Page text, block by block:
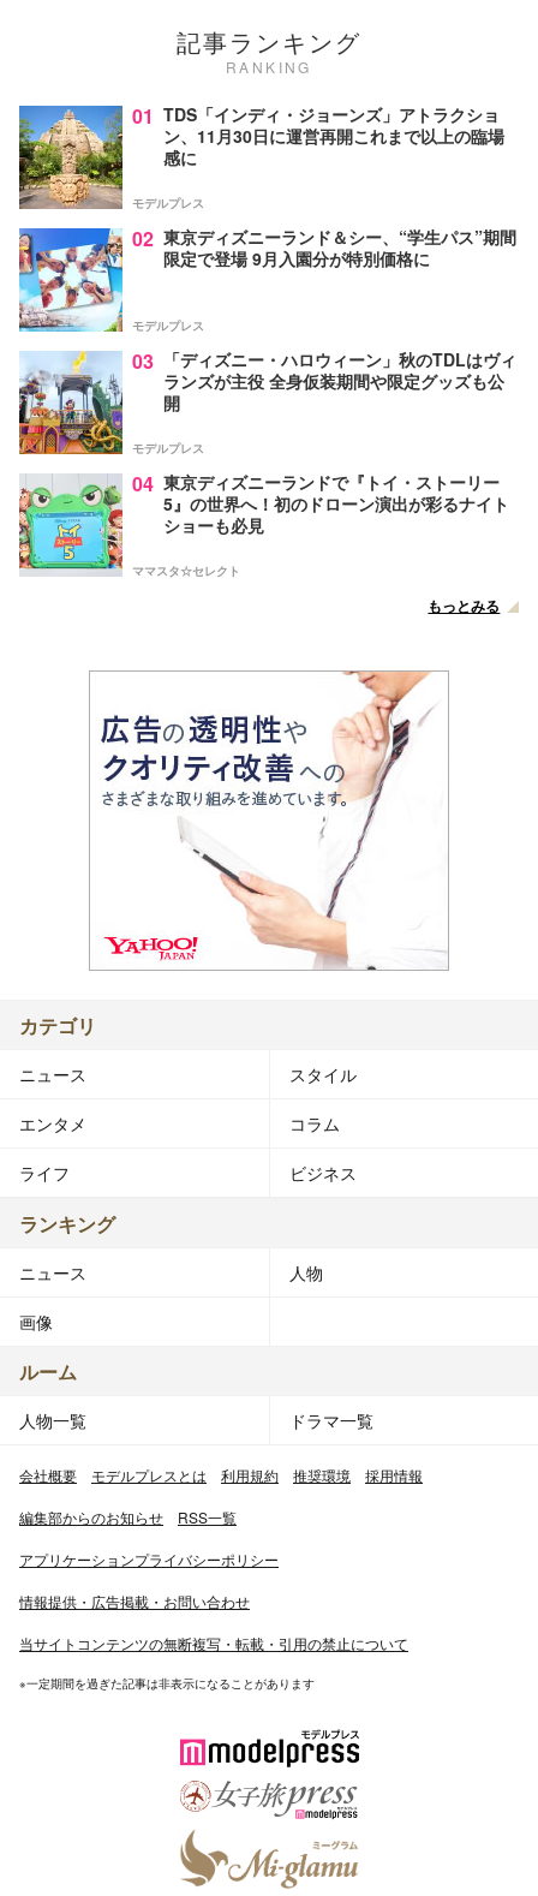
記事ランキング
RANKING
01 TDS「インディ・ジョーンズ」アトラクショ
ン、11月30日に運営再開これまで以上の臨場
感に
モデルプレス
02 東京ディズニーランド＆シー、“学生パス”期間
限定で登場 9月入園分が特別価格に
モデルプレス
03
「ディズニー・ハロウィーン」秋のTDLはヴィ
ランズが主役 全身仮装期間や限定グッズも公
開
モデルプレス
04 東京ディズニーランドで『トイ・ストーリー
5』の世界へ！初のドローン演出が彩るナイト
ショーも必見
ママスタ☆セレクト
もっとみる
カテゴリ
ニュース スタイル
エンタメ コラム
ライフ ビジネス
ランキング
ニュース 人物
画像
ルーム
人物一覧 ドラマ一覧
会社概要 モデルプレスとは 利用規約 推奨環境 採用情報
編集部からのお知らせ RSS一覧
アプリケーションプライバシーポリシー
情報提供・広告掲載・お問い合わせ
当サイトコンテンツの無断複写・転載・引用の禁止について
※一定期間を過ぎた記事は非表示になることがあります